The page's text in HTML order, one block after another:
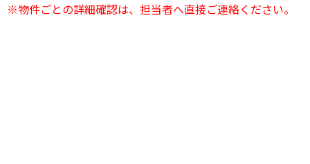
※物件ごとの詳細確認は、担当者へ直接ご連絡ください。